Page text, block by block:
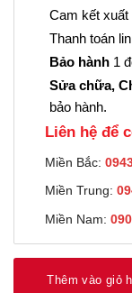
Cam kết
Thanh toán
Bảo hành 1
Sửa chữa,
bảo hành.
Liên hệ để
Miền Bắc:
Miền Trung:
Miền Nam:
Thêm vào giỏ